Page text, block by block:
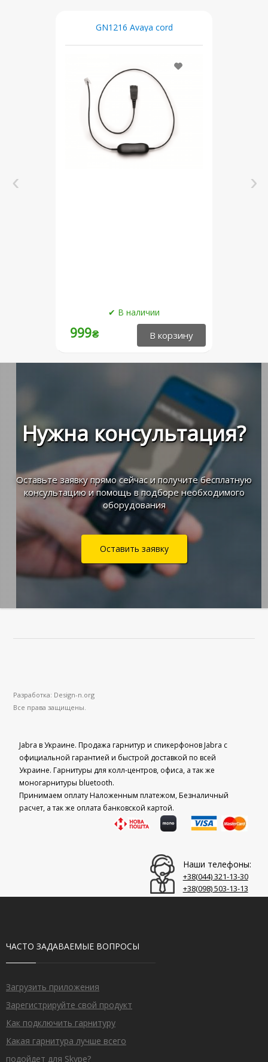
GN1216 Avaya cord
999₴
Нужна консультация?
Оставьте заявку прямо сейчас и получите бесплатную
консультацию и помощь в подборе необходимого
оборудования
Оставить заявку
Разработка: Design-n.org
Все права защищены.
Jabra в Украине. Продажа гарнитур и спикерфонов Jabra с
официальной гарантией и быстрой доставкой по всей
Украине. Гарнитуры для колл-центров, офиса, а так же
моногарнитуры bluetooth.
Принимаем оплату Наложенным платежом, Безналичный
расчет, а так же оплата банковской картой.
Наши телефоны:
+38(044)‎ 321-13-30
+38(098)‎ 503-13-13
ЧАСТО ЗАДАВАЕМЫЕ ВОПРОСЫ
Загрузить приложения
Зарегистрируйте свой продукт
Как подключить гарнитуру
Какая гарнитура лучше всего
подойдет для Skype?